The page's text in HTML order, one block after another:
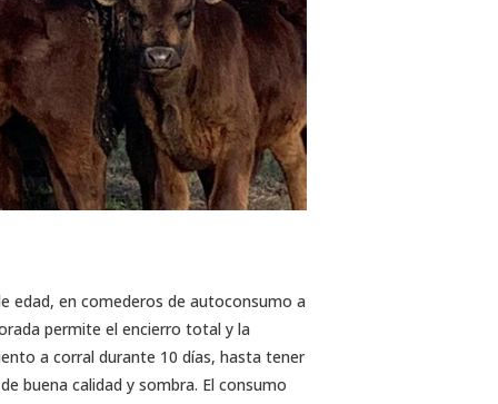
edad, en comederos de autoconsumo a
permite el encierro total y la
a corral durante 10 días, hasta tener
buena calidad y sombra. El consumo